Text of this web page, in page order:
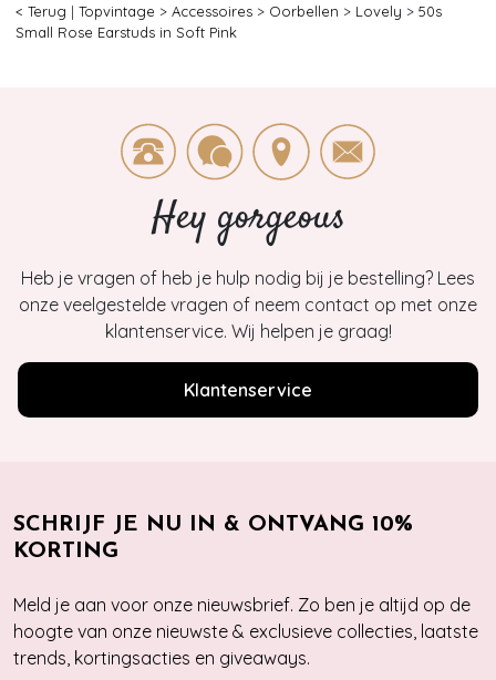
< Terug | Topvintage > Accessoires > Oorbellen > Lovely > 50s
Small Rose Earstuds in Soft Pink
Hey gorgeous
Heb je vragen of heb je hulp nodig bij je bestelling? Lees
onze veelgestelde vragen of neem contact op met onze
klantenservice. Wij helpen je graag!
Klantenservice
SCHRIJF JE NU IN & ONTVANG 10%
KORTING
Meld je aan voor onze nieuwsbrief. Zo ben je altijd op de
hoogte van onze nieuwste & exclusieve collecties, laatste
trends, kortingsacties en giveaways.